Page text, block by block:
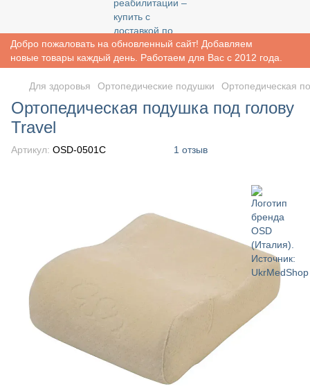
Добро пожаловать на обновленный сайт! Добавляем
новые товары каждый день. Работаем для Вас с 2012 года.
Для здоровья Ортопедические подушки Ортопедическая
Ортопедическая подушка под голову
Travel
Артикул: OSD-0501C 1 отзыв